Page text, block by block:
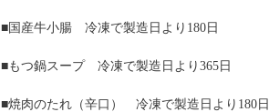
■国産牛小腸　冷凍で製造日より180日
■もつ鍋スープ　冷凍で製造日より365日
■焼肉のたれ（辛口）　冷凍で製造日より180日